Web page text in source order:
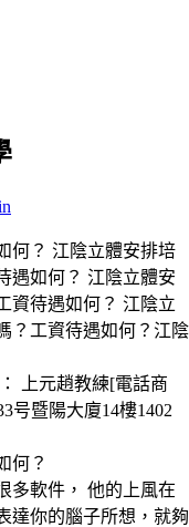
何？ 江陰立體安排培
遇如何？ 江陰立體安
資待遇如何？ 江陰立
？工資待遇如何？江陰
上元趙教練[電話商
号暨陽大廈14樓1402
何？
多軟件， 他的上風在
達你的腦子所想，就夠